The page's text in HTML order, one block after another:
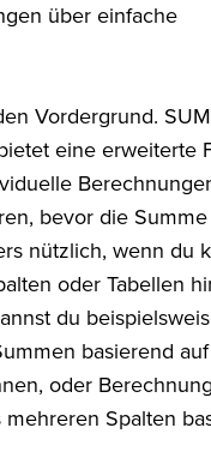
über einfache
Vordergrund.
eine erweiterte
bevor die
nützlich, wenn du
oder Tabellen
du
basierend auf
oder
Spalten